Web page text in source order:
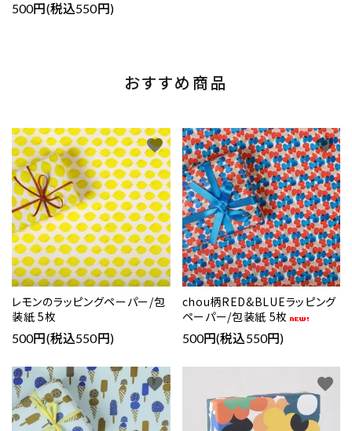
500円(税込550円)
おすすめ商品
レモンのラッピングペーパー/包
装紙 5枚
500円(税込550円)
favorite
chou柄RED&BLUEラッピング
ペーパー/包装紙 5枚
500円(税込550円)
favorite
favorite favorite